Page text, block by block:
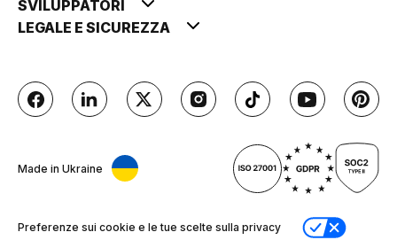
SVILUPPATORI
LEGALE E SICUREZZA
Made in Ukraine
Preferenze sui cookie e le tue scelte sulla privacy